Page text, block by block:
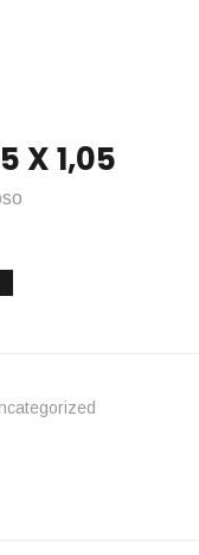
X 1,05